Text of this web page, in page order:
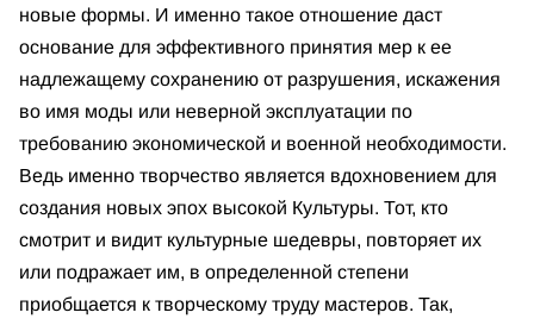
новые формы. И именно такое отношение даст
основание для эффективного принятия мер к ее
надлежащему сохранению от разрушения, искажения
во имя моды или неверной эксплуатации по
требованию экономической и военной необходимости.
Ведь именно творчество является вдохновением для
создания новых эпох высокой Культуры. Тот, кто
смотрит и видит культурные шедевры, повторяет их
или подражает им, в определенной степени
приобщается к творческому труду мастеров. Так,